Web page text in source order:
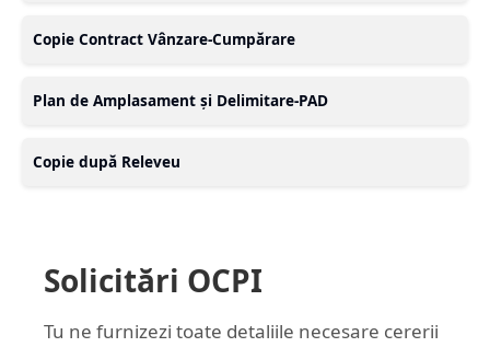
Copie Contract Vânzare-Cumpărare
Plan de Amplasament și Delimitare-PAD
Copie după Releveu
Solicitări OCPI
Tu ne furnizezi toate detaliile necesare cererii